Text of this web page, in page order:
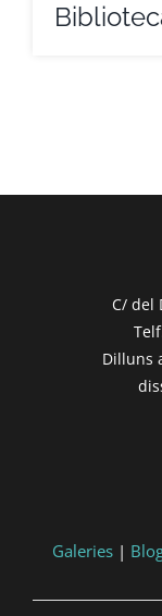
C/ del
Dilluns
Galeries|